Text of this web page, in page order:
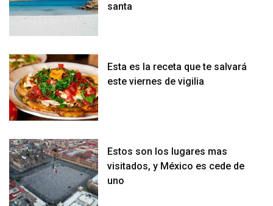
santa
Esta es la receta que te salvará
este viernes de vigilia
Estos son los lugares mas
visitados, y México es cede de
uno